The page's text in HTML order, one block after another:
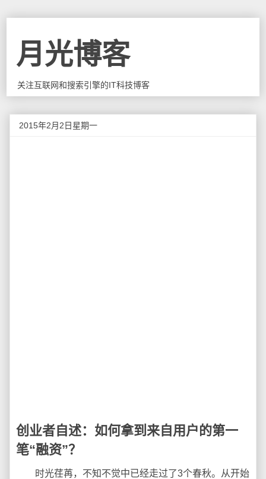
月光博客
关注互联网和搜索引擎的IT科技博客
2015年2月2日星期一
创业者自述：如何拿到来自用户的第一
笔“融资”？
时光荏苒，不知不觉中已经走过了3个春秋。从开始